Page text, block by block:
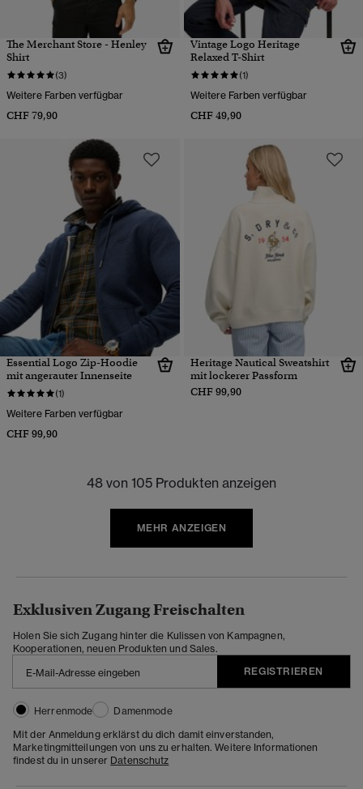
The Merchant Store - Henley
Shirt
(3)
Weitere Farben verfügbar
CHF 79,90
Vintage Logo Heritage
Relaxed T-Shirt
(1)
Weitere Farben verfügbar
CHF 49,90
Essential Logo Zip-Hoodie
mit angerauter Innenseite
(1)
Weitere Farben verfügbar
CHF 99,90
Heritage Nautical Sweatshirt
mit lockerer Passform
CHF 99,90
48 von 105 Produkten anzeigen
MEHR ANZEIGEN
Exklusiven Zugang Freischalten
Holen Sie sich Zugang hinter die Kulissen von Kampagnen,
Kooperationen, neuen Produkten und Sales.
REGISTRIEREN
Herrenmode
Damenmode
Mit der Anmeldung erklärst du dich damit einverstanden,
Marketingmitteilungen von uns zu erhalten. Weitere Informationen
findest du in unserer Datenschutz